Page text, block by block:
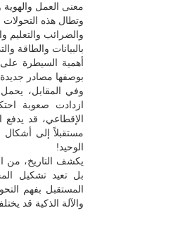
معنى العمل والهوية
وتطال هذه
والضرائب والتعليم
بالبيانات والطاقة
أهمية السيطرة على
بوصفها مصادر جديدة
وفي المقابل، يحمل
ازدادت صعوبة
الإقطاعي، قد يدفع
مستقبلاً إلى أشكال
الوحيد!
يكشف التاريخ، من
بل تعيد تشكيل
المستقبل بفهم
والآلة الذكية قد